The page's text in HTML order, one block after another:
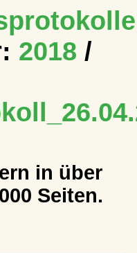
2018 /
in über
Seiten.